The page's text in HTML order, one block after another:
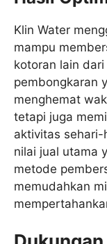
Klin Water
mampu
kotoran lain
pembongkaran
menghemat
tetapi juga
aktivitas sehari-
nilai jual utama
metode
memudahkan